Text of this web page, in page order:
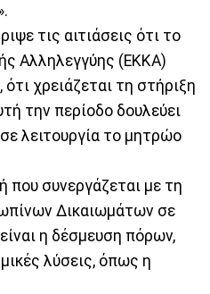
τις αιτιάσεις ότι το
Αλληλεγγύης (ΕΚΚΑ)
χρειάζεται τη στήριξη
την περίοδο δουλεύει
λειτουργία το μητρώο
που συνεργάζεται με τη
Δικαιωμάτων σε
η δέσμευση πόρων,
λύσεις, όπως η